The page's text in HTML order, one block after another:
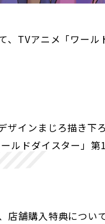
、TVアニメ「ワー
ザインまじろ描き下
ルドダイスター」第1
店舗購入特典につい